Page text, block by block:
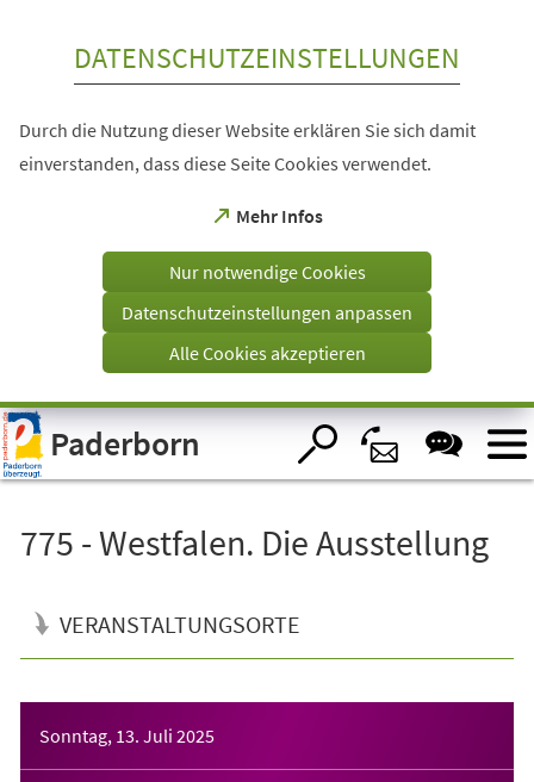
Visuelle
Assistenzsoftware
öffnen.
DATENSCHUTZEINSTELLUNGEN
Durch die Nutzung dieser Website erklären Sie sich damit
einverstanden, dass diese Seite Cookies verwendet.
Mehr Infos
(Öffnet
einem
Tab)
Nur notwendige Cookies
Datenschutzeinstellungen anpassen
Alle Cookies akzeptieren
Paderborn
775 - Westfalen. Die Ausstellung
VERANSTALTUNGSORTE
Sonntag, 13. Juli 2025